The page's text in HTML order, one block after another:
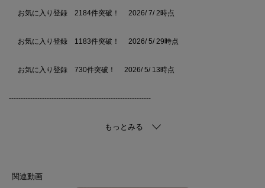
お気に入り登録 2184件突破！ 2026/ 7/ 2時点
お気に入り登録 1183件突破！ 2026/ 5/ 29時点
お気に入り登録 730件突破！ 2026/ 5/ 13時点
------------------------------------------------------------
ゆったりした着心地ながらもすっきり見えを叶えます。